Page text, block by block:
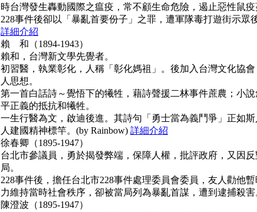
時台灣發生轟動國際之瘟疫，常不顧生命危險，遏止惡性鼠疫
228事件後卻以「暴亂首要份子」之罪，遭軍隊毒打遊街示眾
詳細介紹
賴 和（1894-1943）
賴和，台灣新文學先覺者。
初習醫，執業彰化，人稱「彰化媽祖」。後加入台灣文化協
人思想。
第一首白話詩～覺悟下的犧牲，藉詩聲援二林事件蔗農；小
平正義的抵抗和犧牲。
一生行醫為文，啟迪後進。其詩句「勇士當為義鬥爭」正如
人建國精神標竿。(by Rainbow) 詳細介紹
徐春卿（1895-1947）
台北市參議員，勇於揭發弊端，保障人權，批評政府，又因
局。
228事件後，擔任台北市228事件處理委員會委員，友人勸他
力維持當時社會秩序，卻被當局列為暴亂首謀，遭到逮捕殺害
陳澄波（1895-1947）